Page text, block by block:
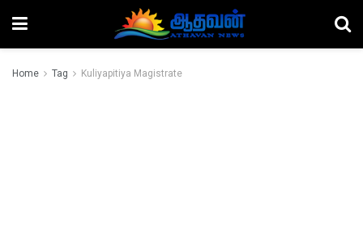
Home Tag Kuliyapitiya Magistrate